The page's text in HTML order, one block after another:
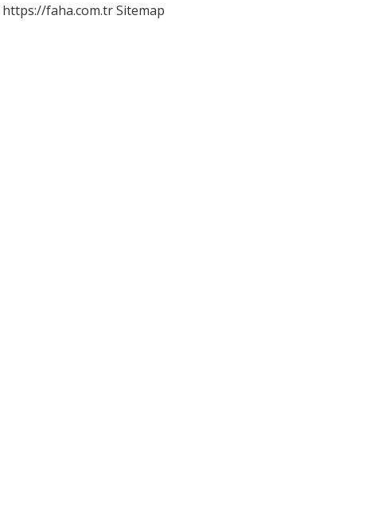
https://faha.com.trSitemap